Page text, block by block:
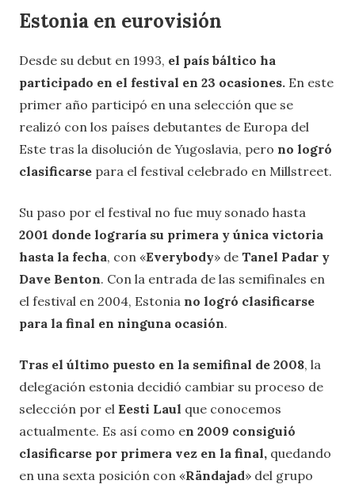
Estonia en eurovisión
Desde su debut en 1993, el país báltico ha
participado en el festival en 23 ocasiones. En este
primer año participó en una selección que se
realizó con los países debutantes de Europa del
Este tras la disolución de Yugoslavia, pero no logró
clasificarse para el festival celebrado en Millstreet.
Su paso por el festival no fue muy sonado hasta
2001 donde lograría su primera y única victoria
hasta la fecha, con «Everybody» de Tanel Padar y
Dave Benton. Con la entrada de las semifinales en
el festival en 2004, Estonia no logró clasificarse
para la final en ninguna ocasión.
Tras el último puesto en la semifinal de 2008, la
delegación estonia decidió cambiar su proceso de
selección por el Eesti Laul que conocemos
actualmente. Es así como en 2009 consiguió
clasificarse por primera vez en la final, quedando
en una sexta posición con «Rändajad» del grupo